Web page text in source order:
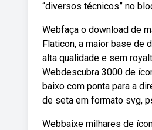
“diversos técnicos” no
Webfaça o download de
Flaticon, a maior base de
alta qualidade e sem
Webdescubra 3000 de
baixo com ponta para a
de seta em formato svg,
Webbaixe milhares de